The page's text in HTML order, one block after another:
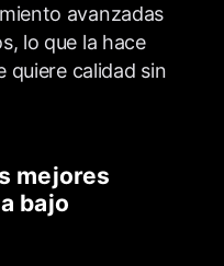
avanzadas
lo que la hace
quiere calidad sin
mejores
bajo